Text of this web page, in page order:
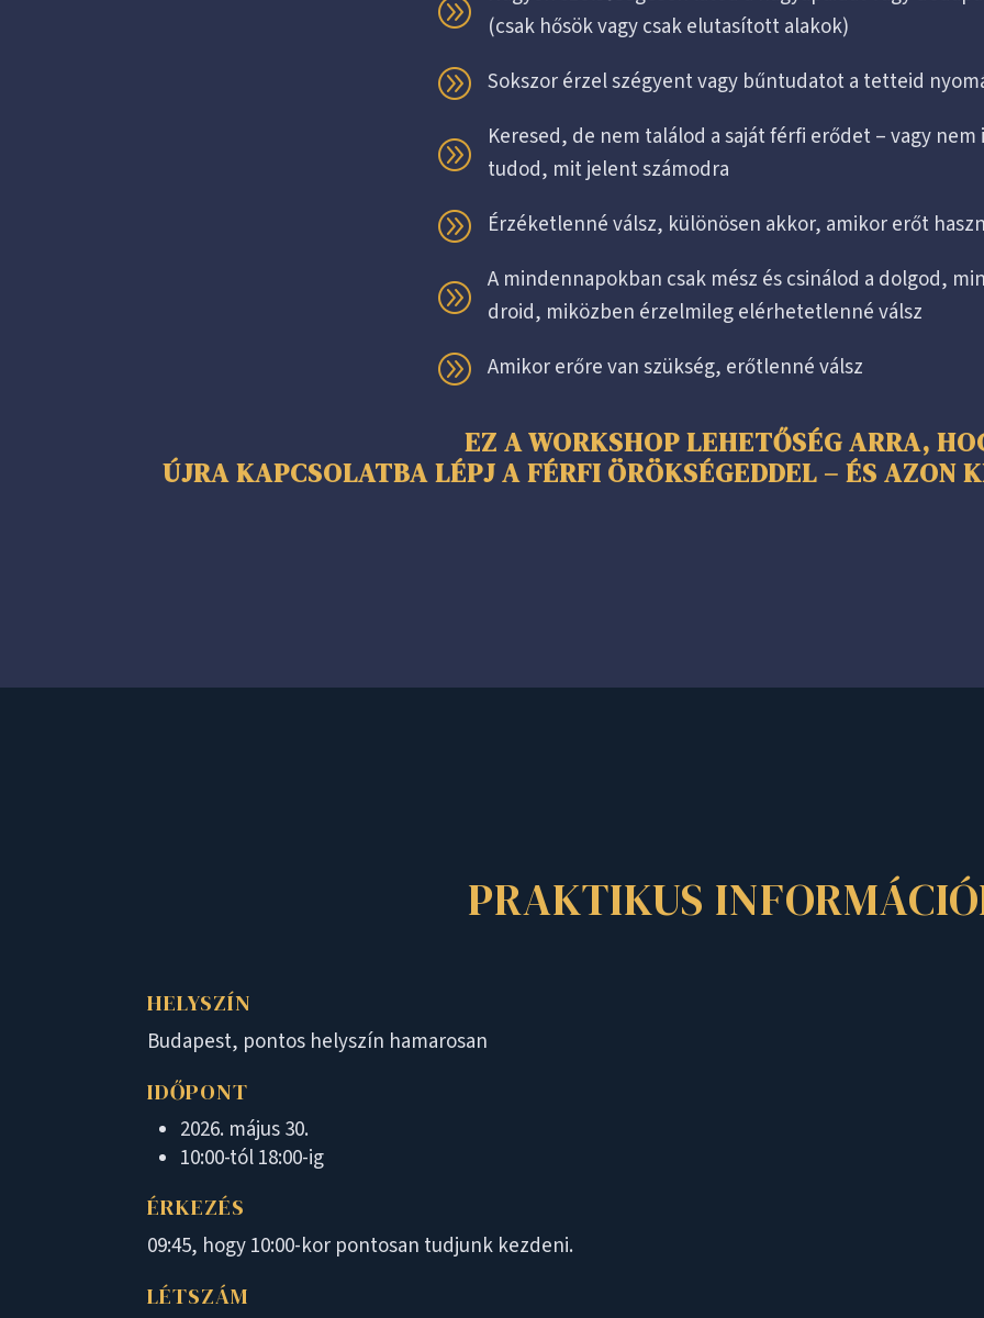
A
(csak hősök vagy csak elutasított alakok)
A Sokszor érzel szégyent vagy bűntudatot a tetteid
A
Keresed, de nem találod a saját férfi erődet – vagy nem
tudod, mit jelent számodra
A Érzéketlenné válsz, különösen akkor, amikor erőt
A A mindennapokban csak mész és csinálod a dolgod,
droid, miközben érzelmileg elérhetetlenné válsz
A Amikor erőre van szükség, erőtlenné válsz
EZ A WORKSHOP LEHETŐSÉG ARRA,
ÚJRA KAPCSOLATBA LÉPJ A FÉRFI ÖRÖKSÉGEDDEL – ÉS AZON
PRAKTIKUS
HELYSZÍN
Budapest, pontos helyszín hamarosan
IDŐPONT
2026. május 30.
10:00-tól 18:00-ig
ÉRKEZÉS
09:45, hogy 10:00-kor pontosan tudjunk kezdeni.
LÉTSZÁM